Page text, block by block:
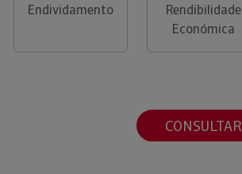
Endividamento
Rendibilidade
Económica
CONSULTAR